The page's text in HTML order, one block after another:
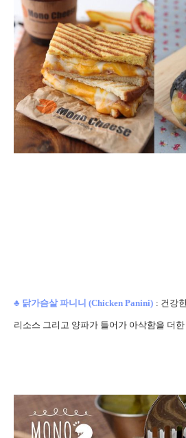
♣ 닭가슴살 파니니 (Chicken Panini) : 건강
리소스 그리고 양파가 들어가 아삭함을 더한